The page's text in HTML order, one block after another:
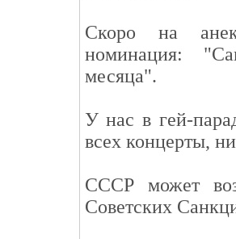
Скоро на
номинация:
месяца".
У нас в гей-
всех концерты,
СССР может
Советских